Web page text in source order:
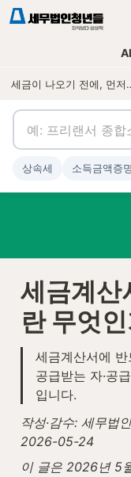
세금이 나오기
세금계산
란 무엇
세금계산서에
공급받는 자·공
입니다.
작성·감수: 세무법
2026-05-24
이 글은 2026년 5
상속세 소득금액증